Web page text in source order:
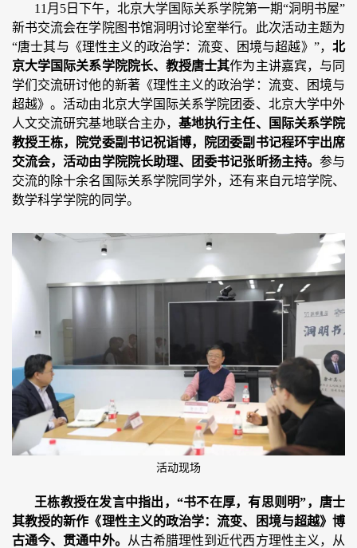
11月5日下午，北京大学国际关系学院第一期“洞明书屋”
新书交流会在学院图书馆洞明讨论室举行。此次活动主题为
“唐士其与《理性主义的政治学：流变、困境与超越》”， 北
京大学国际关系学院院长、教授唐士其作为主讲嘉宾，与同
学们交流研讨他的新著《理性主义的政治学：流变、困境与
超越》。活动由北京大学国际关系学院团委、北京大学中外
人文交流研究基地联合主办，基地执行主任、国际关系学院
教授王栋，院党委副书记祝诣博，院团委副书记程环宇出席
交流会，活动由学院院长助理、团委书记张昕扬主持。 参与
交流的除十余名国际关系学院同学外，还有来自元培学院、
数学科学学院的同学。
活动现场
王栋教授在发言中指出，“书不在厚，有思则明”，唐士
其教授的新作《理性主义的政治学：流变、困境与超越》博
古通今、贯通中外。
从古希腊理性到近代西方理性主义，从